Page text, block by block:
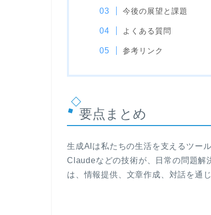
今後の展望と課題
よくある質問
参考リンク
要点まとめ
生成AIは私たちの生活を支えるツー
Claudeなどの技術が、日常の問題解
は、情報提供、文章作成、対話を通